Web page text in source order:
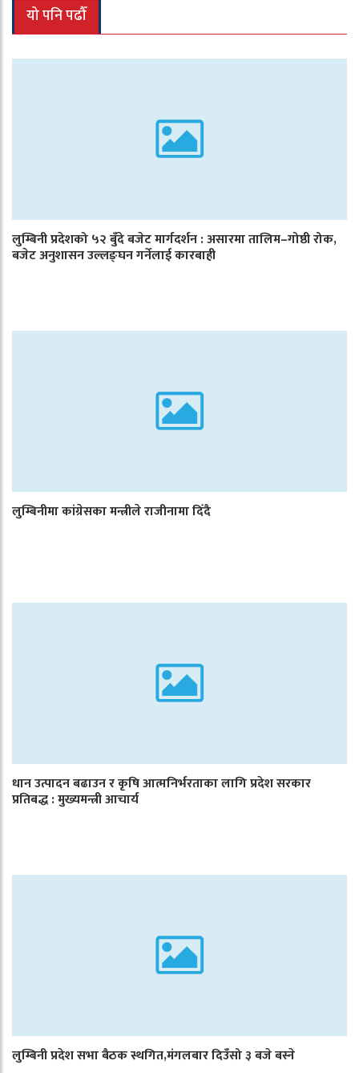
यो पनि पढौँ
लुम्बिनी प्रदेशको ५२ बुँदे बजेट मार्गदर्शन : असारमा तालिम–गोष्ठी रोक,
बजेट अनुशासन उल्लङ्घन गर्नेलाई कारबाही
लुम्बिनीमा कांग्रेसका मन्त्रीले राजीनामा दिँदै
धान उत्पादन बढाउन र कृषि आत्मनिर्भरताका लागि प्रदेश सरकार
प्रतिबद्ध : मुख्यमन्त्री आचार्य
लुम्बिनी प्रदेश सभा बैठक स्थगित,मंगलबार दिउँसो ३ बजे बस्ने